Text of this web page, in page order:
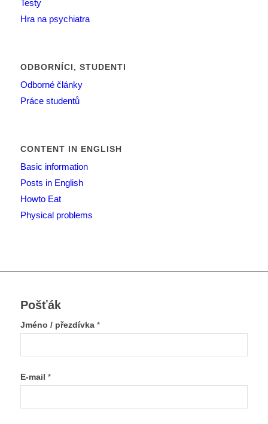
Testy
Hra na psychiatra
ODBORNÍCI, STUDENTI
Odborné články
Práce studentů
CONTENT IN ENGLISH
Basic information
Posts in English
Howto Eat
Physical problems
Pošťák
Jméno / přezdívka *
E-mail *